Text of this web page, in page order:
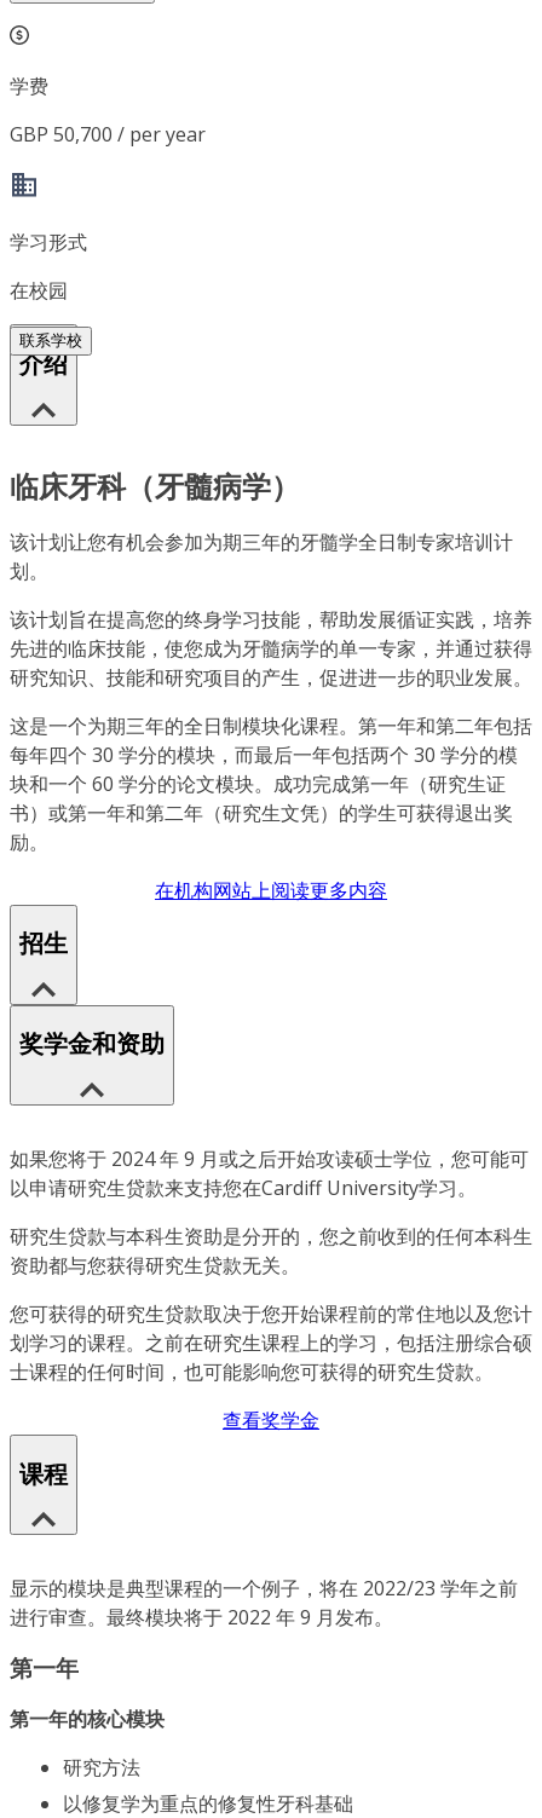
学费
GBP 50,700 / per year
学习形式
在校园
联系学校
介绍
临床牙科（牙髓病学）
该计划让您有机会参加为期三年的牙髓学全日制专家培训计
划。
该计划旨在提高您的终身学习技能，帮助发展循证实践，培养
先进的临床技能，使您成为牙髓病学的单一专家，并通过获得
研究知识、技能和研究项目的产生，促进进一步的职业发展。
这是一个为期三年的全日制模块化课程。第一年和第二年包括
每年四个 30 学分的模块，而最后一年包括两个 30 学分的模
块和一个 60 学分的论文模块。成功完成第一年（研究生证
书）或第一年和第二年（研究生文凭）的学生可获得退出奖
励。
在机构网站上阅读更多内容
招生
奖学金和资助
如果您将于 2024 年 9 月或之后开始攻读硕士学位，您可能可
以申请研究生贷款来支持您在Cardiff University学习。
研究生贷款与本科生资助是分开的，您之前收到的任何本科生
资助都与您获得研究生贷款无关。
您可获得的研究生贷款取决于您开始课程前的常住地以及您计
划学习的课程。之前在研究生课程上的学习，包括注册综合硕
士课程的任何时间，也可能影响您可获得的研究生贷款。
查看奖学金
课程
显示的模块是典型课程的一个例子，将在 2022/23 学年之前
进行审查。最终模块将于 2022 年 9 月发布。
第一年
第一年的核心模块
研究方法
以修复学为重点的修复性牙科基础